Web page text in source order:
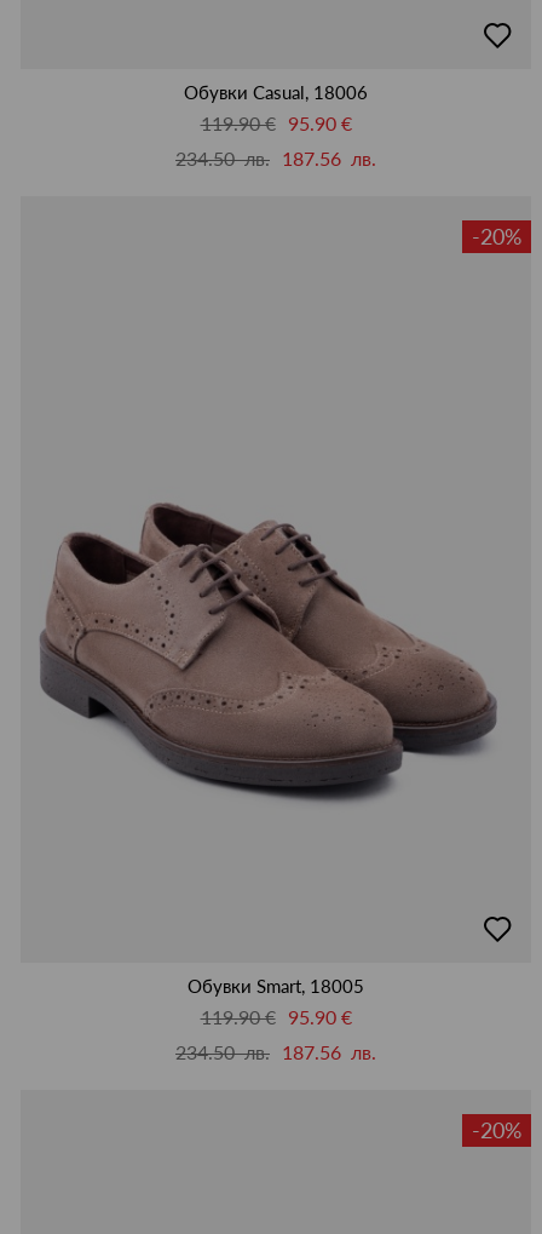
в
Обувки Casual, 18006
119.90 €
95.90 €
234.50 лв. 187.56 лв.
-20%
в
Обувки Smart, 18005
119.90 €
95.90 €
234.50 лв. 187.56 лв.
-20%